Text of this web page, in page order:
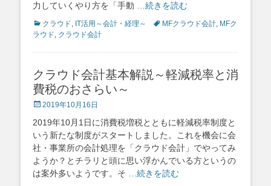
力していくやり方を「手動
…続きを読む
Categories
クラウド, IT活用～会計・経理～ TagsMFクラウド会計, MFク
ラウド, クラウド会計
クラウド会計基本解説～軽減税率と消
費税のおさらい～
Posted
2019年10月16日
2019年10月1日に消費税増税とともに軽減税率制度と
いう新たな制度がスタートしました。これを機会に会
社・事業所の会計処理を「クラウド会計」でやってみ
ようか？とチラリと頭に思い浮かんでいる方というの
は案外多いようです。そ
…続きを読む